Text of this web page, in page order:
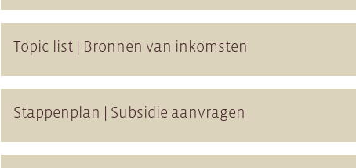
Topic list | Bronnen van inkomsten
Stappenplan | Subsidie aanvragen